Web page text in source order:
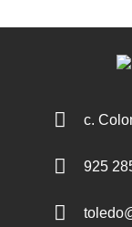
 c.
 925
